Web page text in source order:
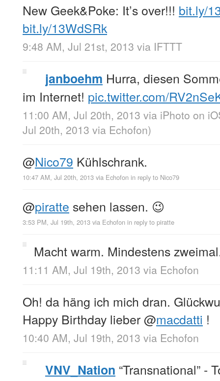
New Geek&Poke: It’s over!!! bit.ly/
bit.ly/13WdSRk
9:48 AM, Jul 21st, 2013 via IFTTT
janboehm Hurra, diesen
im Internet! pic.twitter.com/
11:00 AM, Jul 20th, 2013 via iPhoto on
Jul 20th, 2013 via Echofon)
@Nico79 Kühlschrank.
10:47 AM, Jul 20th, 2013 via Echofon in reply to Nico79
@piratte sehen lassen. 😉
3:53 PM, Jul 19th, 2013 via Echofon in reply to piratte
Macht warm. Mindestens
11:11 AM, Jul 19th, 2013 via Echofon
Oh! da häng ich mich dran.
Happy Birthday lieber@macdatti !
10:40 AM, Jul 19th, 2013 via Echofon
VNV_Nation “Transnational” -